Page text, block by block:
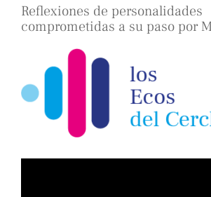
Reflexiones de personalidades
comprometidas a su paso por